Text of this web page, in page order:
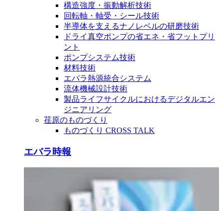
構造強度・振動解析技術
回転軸・軸受・シール技術
半導体を支えるナノレベルの研磨技術
ドライ真空ポンプの省エネ・省フットプリ
ント
ポンプシステム技術
材料技術
エバラ熱源統合システム
流体機械設計技術
製品ライフサイクルにおけるデジタルエン
ジニアリング
荏原のものづくり
ものづくり CROSS TALK
エバラ時報